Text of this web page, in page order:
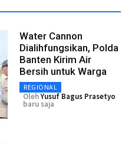
Water Cannon
Dialihfungsikan, Polda
Banten Kirim Air
Bersih untuk Warga
REGIONAL
OlehYusuf Bagus Prasetyo
baru saja